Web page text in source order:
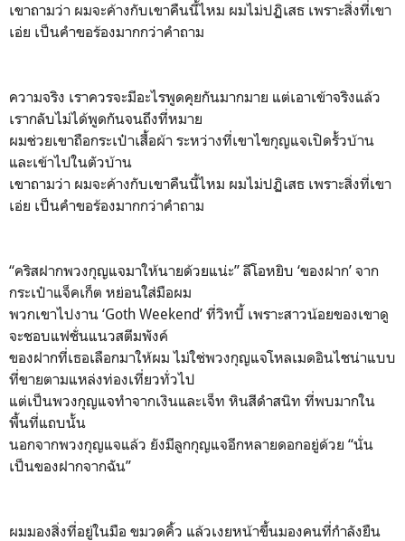
เขาถามว่า ผมจะค้างกับเขาคืนนี้ไหม ผมไม่ปฏิเสธ เพราะสิ่งที่เขา
เอ่ย เป็นคำขอร้องมากกว่าคำถาม
ความจริง เราควรจะมีอะไรพูดคุยกันมากมาย แต่เอาเข้าจริงแล้ว
เรากลับไม่ได้พูดกันจนถึงที่หมาย
ผมช่วยเขาถือกระเป๋าเสื้อผ้า ระหว่างที่เขาไขกุญแจเปิดรั้วบ้าน
และเข้าไปในตัวบ้าน
เขาถามว่า ผมจะค้างกับเขาคืนนี้ไหม ผมไม่ปฏิเสธ เพราะสิ่งที่เขา
เอ่ย เป็นคำขอร้องมากกว่าคำถาม
“คริสฝากพวงกุญแจมาให้นายด้วยแน่ะ” ลีโอหยิบ ‘ของฝาก’ จาก
กระเป๋าแจ็คเก็ต หย่อนใส่มือผม
พวกเขาไปงาน ‘Goth Weekend’ ที่วิทบี้ เพราะสาวน้อยของเขาดู
จะชอบแฟชั่นแนวสตีมพังค์
ของฝากที่เธอเลือกมาให้ผม ไม่ใช่พวงกุญแจโหลเมดอินไชน่าแบบ
ที่ขายตามแหล่งท่องเที่ยวทั่วไป
แต่เป็นพวงกุญแจทำจากเงินและเจ็ท หินสีดำสนิท ที่พบมากใน
พื้นที่แถบนั้น
นอกจากพวงกุญแจแล้ว ยังมีลูกกุญแจอีกหลายดอกอยู่ด้วย “นั่น
เป็นของฝากจากฉัน”
ผมมองสิ่งที่อยู่ในมือ ขมวดคิ้ว แล้วเงยหน้าขึ้นมองคนที่กำลังยืน